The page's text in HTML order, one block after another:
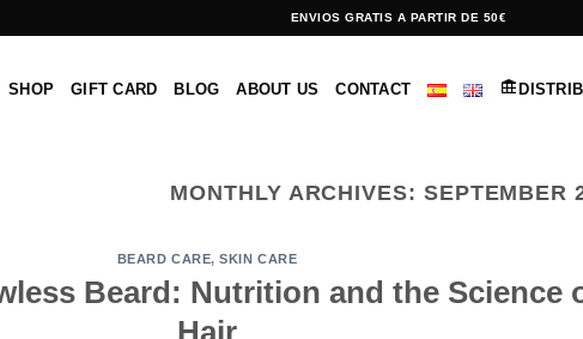
ENVIOS GRATIS A PARTIR DE 50€
SHOP GIFT CARD BLOG ABOUT US CONTACT
MONTHLY ARCHIVES: SEPTEMBER
BEARD CARE,SKIN CARE
Beard: Nutrition and the Science
Hair